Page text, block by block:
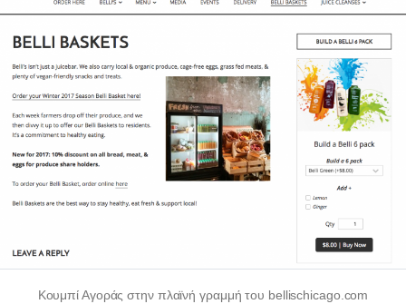
Κουμπί Αγοράς στην πλαϊνή γραμμή του bellischicago.com